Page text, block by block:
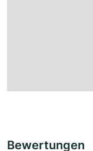
Bewertungen